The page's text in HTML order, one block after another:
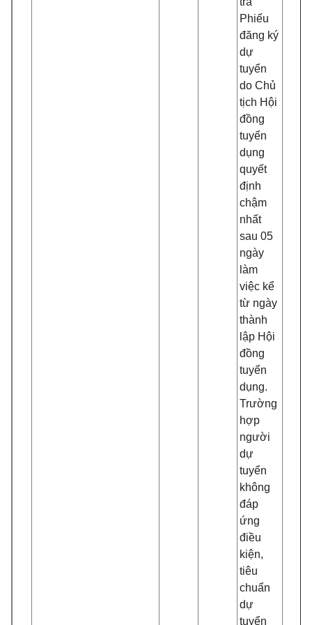
Phiếu
đăng ký
dự
tuyển
do Chủ
tịch Hội
đồng
tuyển
dụng
quyết
định
chậm
nhất
sau 05
ngày
làm
việc kể
từ ngày
thành
lập Hội
đồng
tuyển
dụng.
Trường
hợp
người
dự
tuyển
không
đáp
ứng
điều
kiện,
tiêu
chuẩn
dự
tuyển